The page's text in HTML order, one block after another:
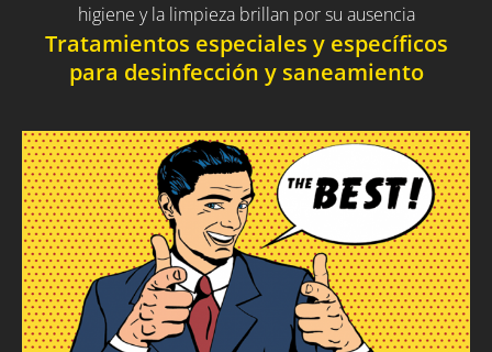
higiene y la limpieza brillan por su ausencia
Tratamientos especiales y específicos
para desinfección y saneamiento